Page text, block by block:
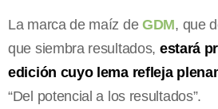
La marca de maíz de GDM, que
que siembra resultados, estará
edición cuyo lema refleja
“Del potencial a los resultados”.